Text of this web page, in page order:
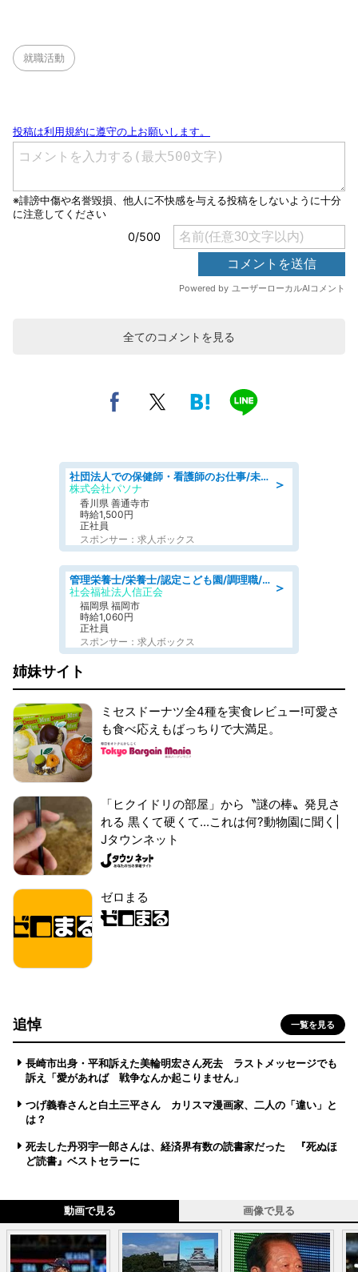
就職活動
全てのコメントを見る
＞
社団法人での保健師・看護師のお仕事/未経験OK/要資格:普通免許、保健師、正看護師
株式会社パソナ
香川県 善通寺市
時給1,500円
正社員
スポンサー：求人ボックス
＞
管理栄養士/栄養士/認定こども園/調理職/認定こども園/週3日～相談可能
社会福祉法人信正会
福岡県 福岡市
時給1,060円
正社員
スポンサー：求人ボックス
姉妹サイト
ミセスドーナツ全4種を実食レビュー!可愛さ
も食べ応えもばっちりで大満足。
「ヒクイドリの部屋」から〝謎の棒〟発見さ
れる 黒くて硬くて...これは何?動物園に聞く|
Jタウンネット
ゼロまる
追悼 一覧を見る
長崎市出身・平和訴えた美輪明宏さん死去 ラストメッセージでも
訴え「愛があれば 戦争なんか起こりません」
つげ義春さんと白土三平さん カリスマ漫画家、二人の「違い」と
は？
死去した丹羽宇一郎さんは、経済界有数の読書家だった 『死ぬほ
ど読書』ベストセラーに
動画で見る 画像で見る